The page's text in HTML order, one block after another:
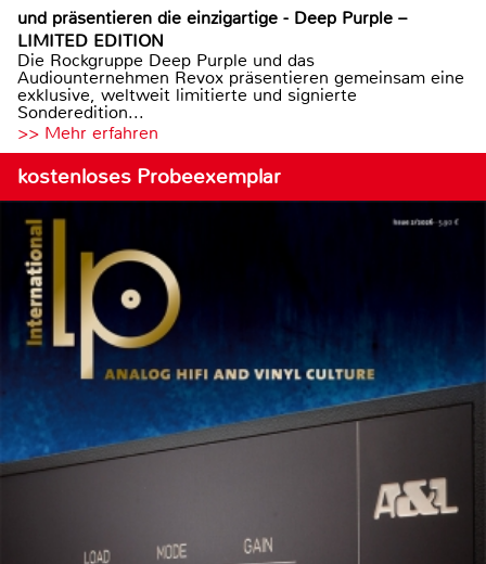
und präsentieren die einzigartige - Deep Purple –
LIMITED EDITION
Die Rockgruppe Deep Purple und das
Audiounternehmen Revox präsentieren gemeinsam eine
exklusive, weltweit limitierte und signierte
Sonderedition...
>> Mehr erfahren
kostenloses Probeexemplar